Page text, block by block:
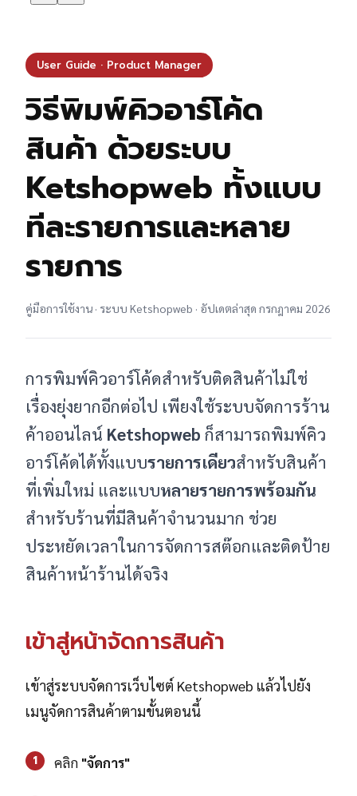
User Guide · Product Manager
วิธีพิมพ์คิวอาร์โค้ด
สินค้า ด้วยระบบ
Ketshopweb ทั้งแบบ
ทีละรายการและหลาย
รายการ
คู่มือการใช้งาน · ระบบ Ketshopweb · อัปเดตล่าสุด กรกฎาคม 2026
การพิมพ์คิวอาร์โค้ดสำหรับติดสินค้าไม่ใช่
เรื่องยุ่งยากอีกต่อไป เพียงใช้ระบบจัดการร้าน
ค้าออนไลน์ Ketshopweb ก็สามารถพิมพ์คิว
อาร์โค้ดได้ทั้งแบบรายการเดียวสำหรับสินค้า
ที่เพิ่มใหม่ และแบบหลายรายการพร้อมกัน
สำหรับร้านที่มีสินค้าจำนวนมาก ช่วย
ประหยัดเวลาในการจัดการสต๊อกและติดป้าย
สินค้าหน้าร้านได้จริง
เข้าสู่หน้าจัดการสินค้า
เข้าสู่ระบบจัดการเว็บไซต์ Ketshopweb แล้วไปยัง
เมนูจัดการสินค้าตามขั้นตอนนี้
1 คลิก "จัดการ"